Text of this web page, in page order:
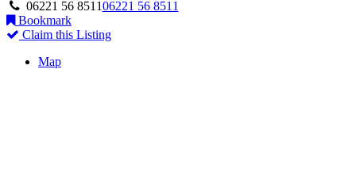
06221 56 851106221 56 8511
Bookmark
Claim this Listing
Map